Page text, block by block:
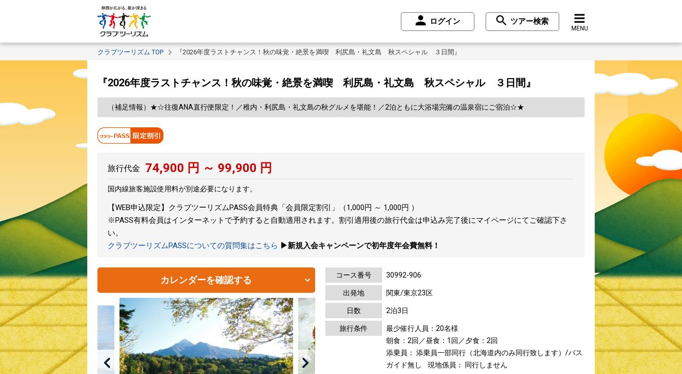
ログイン ツアー検索
MENU
クラブツーリズム TOP 『2026年度ラストチャンス！秋の味覚・絶景を満喫 利尻島・礼文島 秋スペシャル ３日間』
『2026年度ラストチャンス！秋の味覚・絶景を満喫 利尻島・礼文島 秋スペシャル ３日間』
（補足情報）★☆往復ANA直行便限定！／稚内・利尻島・礼文島の秋グルメを堪能！／2泊ともに大浴場完備の温泉宿にご宿泊☆★
旅行代金 74,900 円 ～ 99,900 円
国内線旅客施設使用料が別途必要になります。
【WEB申込限定】クラブツーリズムPASS会員特典「会員限定割引」（1,000円 ～ 1,000円 ）
※PASS有料会員はインターネットで予約すると自動適用されます。割引適用後の旅行代金は申込み完了後にマイページにてご確認下さ
い。
クラブツーリズムPASSについての質問集はこちら ▶新規入会キャンペーンで初年度年会費無料！
カレンダーを確認する コース番号 30992-906
出発地 関東/東京23区
日数 2泊3日
旅行条件
最少催行人員：20名様
朝食：2回／昼食：1回／夕食：2回
添乗員： 添乗員一部同行（北海道内のみ同行致します）/バス
ガイド無し
現地係員： 同行しません